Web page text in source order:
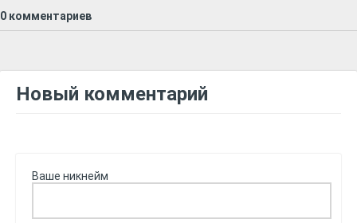
0 комментариев
Новый комментарий
Ваше никнейм